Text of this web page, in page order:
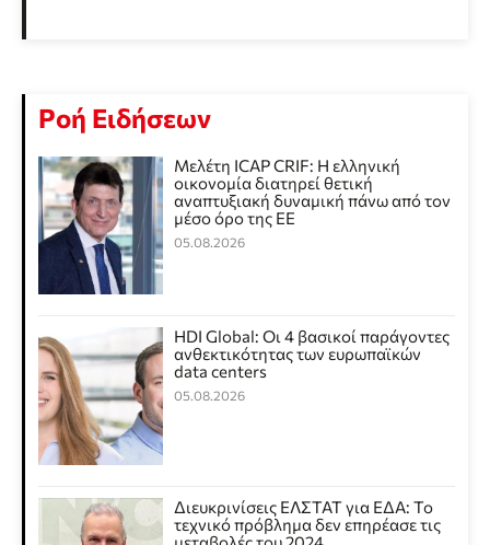
Ροή Ειδήσεων
Μελέτη ICAP CRIF: Η ελληνική
οικονομία διατηρεί θετική
αναπτυξιακή δυναμική πάνω από τον
μέσο όρο της ΕΕ
05.08.2026
HDI Global: Οι 4 βασικοί παράγοντες
ανθεκτικότητας των ευρωπαϊκών
data centers
05.08.2026
Διευκρινίσεις ΕΛΣΤΑΤ για ΕΔΑ: Το
τεχνικό πρόβλημα δεν επηρέασε τις